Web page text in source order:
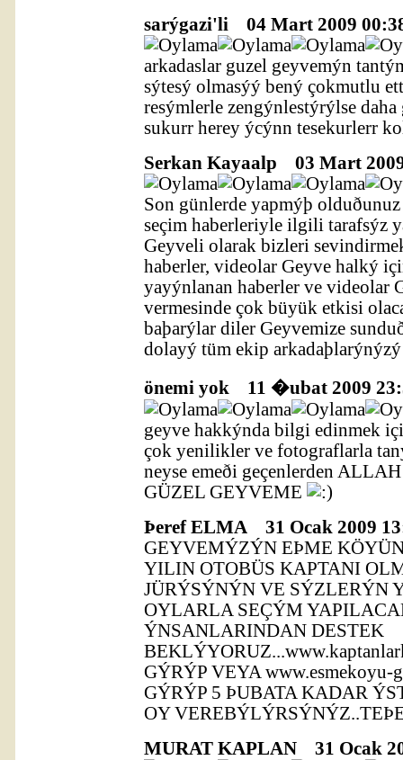
sarýgazi'li
04 Mart 2009
arkadaslar guzel geyvemýn
sýtesý olmasýý bený çokmutlu
resýmlerle zengýnlestýrýlse
sukurr herey ýcýnn tesekurlerr
Serkan Kayaalp
03 Mart
Son günlerde yapmýþ
seçim haberleriyle ilgili tarafsýz
Geyveli olarak bizleri
haberler, videolar Geyve halký
yayýnlanan haberler ve videolar
vermesinde çok büyük etkisi
baþarýlar diler Geyvemize
dolayý tüm ekip
önemi yok
11 �ubat 2009
geyve hakkýnda bilgi edinmek
çok yenilikler ve fotograflarla
neyse emeði geçenlerden
GÜZEL GEYVEME
Þeref ELMA
31 Ocak 2009
GEYVEMÝZÝN EÞME
YILIN OTOBÜS KAPTANI
JÜRÝSÝNÝN VE SÝZLERÝN
OYLARLA SEÇÝM
ÝNSANLARINDAN DESTEK
GÝRÝP VEYA www.esmekoyu-
GÝRÝP 5 ÞUBATA KADAR
OY
MURAT KAPLAN
31 Ocak